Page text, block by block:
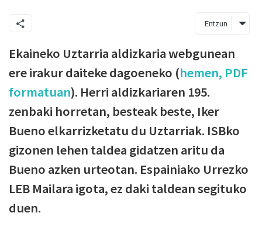
Entzun
Ekaineko Uztarria aldizkaria webgunean
ere irakur daiteke dagoeneko (hemen, PDF
formatuan). Herri aldizkariaren 195.
zenbaki horretan, besteak beste, Iker
Bueno elkarrizketatu du Uztarriak. ISBko
gizonen lehen taldea gidatzen aritu da
Bueno azken urteotan. Espainiako Urrezko
LEB Mailara igota, ez daki taldean segituko
duen.